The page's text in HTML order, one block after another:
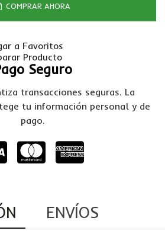
COMPRAR AHORA
a Favoritos
Producto
Seguro
transacciones seguras. La
tu información personal y de
pago.
ENVÍOS